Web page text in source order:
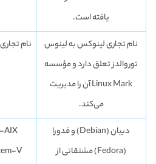
یافته است.
نام تجاری لینوکس به لینوس
توروالدز تعلق دارد و مؤسسه
Linux Mark آن را مدیریت
می‌کند.
دبیان (Debian) و فدورا
(Fedora) مشتقاتی از